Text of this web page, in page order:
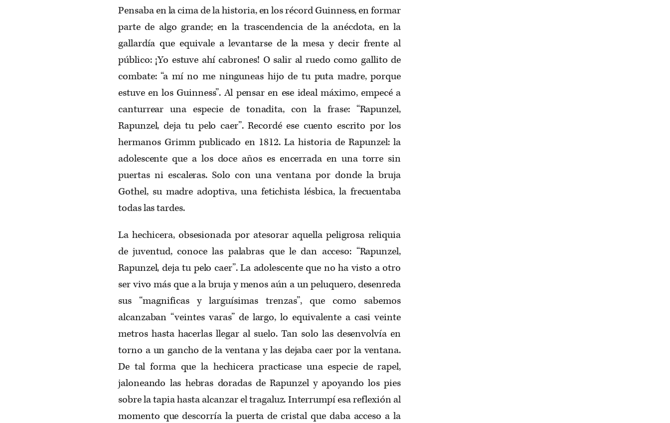
Pensaba en la cima de la historia, en los récord Guinness, en formar
parte de algo grande; en la trascendencia de la anécdota, en la
gallardía que equivale a levantarse de la mesa y decir frente al
público: ¡Yo estuve ahí cabrones! O salir al ruedo como gallito de
combate: “a mí no me ninguneas hijo de tu puta madre, porque
estuve en los Guinness”. Al pensar en ese ideal máximo, empecé a
canturrear una especie de tonadita, con la frase: “Rapunzel,
Rapunzel, deja tu pelo caer”. Recordé ese cuento escrito por los
hermanos Grimm publicado en 1812. La historia de Rapunzel: la
adolescente que a los doce años es encerrada en una torre sin
puertas ni escaleras. Solo con una ventana por donde la bruja
Gothel, su madre adoptiva, una fetichista lésbica, la frecuentaba
todas las tardes.
La hechicera, obsesionada por atesorar aquella peligrosa reliquia
de juventud, conoce las palabras que le dan acceso: “Rapunzel,
Rapunzel, deja tu pelo caer”. La adolescente que no ha visto a otro
ser vivo más que a la bruja y menos aún a un peluquero, desenreda
sus “magnificas y larguísimas trenzas”, que como sabemos
alcanzaban “veintes varas” de largo, lo equivalente a casi veinte
metros hasta hacerlas llegar al suelo. Tan solo las desenvolvía en
torno a un gancho de la ventana y las dejaba caer por la ventana.
De tal forma que la hechicera practicase una especie de rapel,
jaloneando las hebras doradas de Rapunzel y apoyando los pies
sobre la tapia hasta alcanzar el tragaluz. Interrumpí esa reflexión al
momento que descorría la puerta de cristal que daba acceso a la